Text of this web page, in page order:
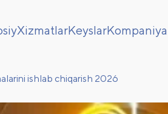
XizmatlarKeyslar
ishlab chiqarish 2026